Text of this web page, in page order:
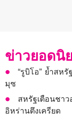
ข่าวยอดนิ
“รูบิโอ” ย้ำสห
มุซ
สหรัฐเตือนชาว
อิหร่านตึงเครียด